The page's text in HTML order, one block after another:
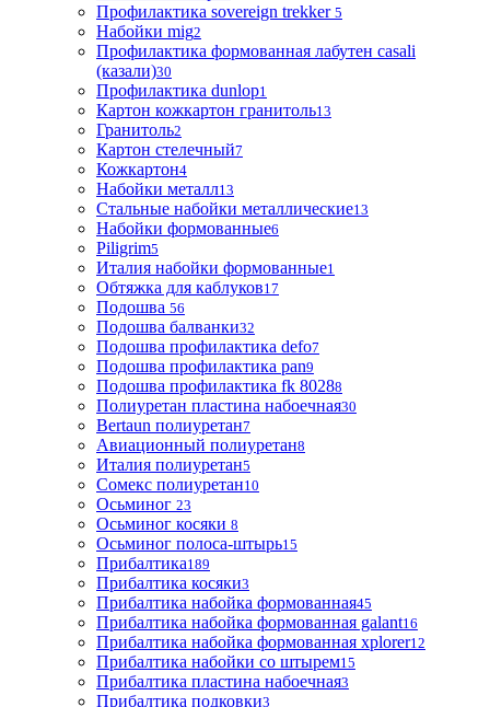
Профилактика sovereign trekker 5
Набойки mig2
Профилактика формованная лабутен casali
(казали)30
Профилактика dunlop1
Картон кожкартон гранитоль13
Гранитоль2
Картон стелечный7
Кожкартон4
Набойки металл13
Стальные набойки металлические13
Набойки формованные6
Piligrim5
Италия набойки формованные1
Обтяжка для каблуков17
Подошва 56
Подошва балванки32
Подошва профилактика defo7
Подошва профилактика pan9
Подошва профилактика fk 80288
Полиуретан пластина набоечная30
Bertaun полиуретан7
Авиационный полиуретан8
Италия полиуретан5
Сомекс полиуретан10
Осьминог 23
Осьминог косяки 8
Осьминог полоса-штырь15
Прибалтика189
Прибалтика косяки3
Прибалтика набойка формованная45
Прибалтика набойка формованная galant16
Прибалтика набойка формованная xplorer12
Прибалтика набойки со штырем15
Прибалтика пластина набоечная3
Прибалтика подковки3